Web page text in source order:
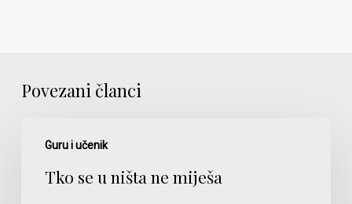
Povezani članci
Guru i učenik
ništaTko se u ništa ne miješa